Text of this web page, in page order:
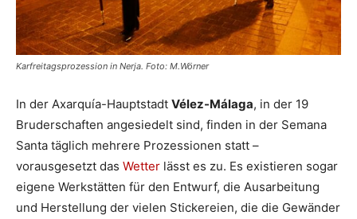
Karfreitagsprozession in Nerja. Foto: M.Wörner
In der Axarquía-Hauptstadt Vélez-Málaga, in der 19
Bruderschaften angesiedelt sind, finden in der Semana
Santa täglich mehrere Prozessionen statt –
vorausgesetzt das Wetter lässt es zu. Es existieren sogar
eigene Werkstätten für den Entwurf, die Ausarbeitung
und Herstellung der vielen Stickereien, die die Gewänder